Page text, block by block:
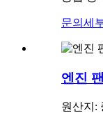
문의 세
엔진
원산지: